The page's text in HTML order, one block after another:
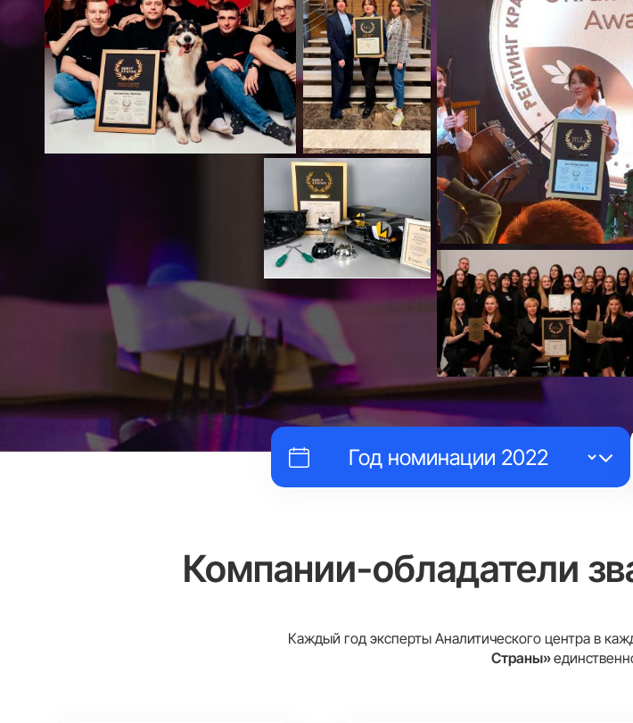
Компании-обладатели
Каждый год эксперты Аналитического центра в
Страны»